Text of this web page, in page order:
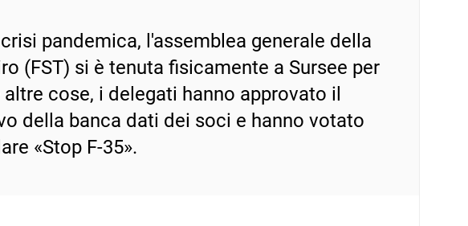
pandemica, l'assemblea generale della
(FST) si è tenuta fisicamente a Sursee per
cose, i delegati hanno approvato il
della banca dati dei soci e hanno votato
«Stop F-35».